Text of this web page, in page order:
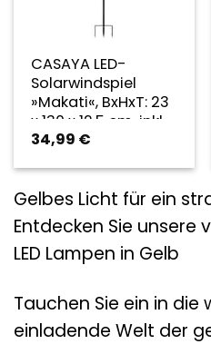
CASAYA LED-
Solarwindspiel
»Makati«, BxHxT: 23
x 130 x 12,5 cm, inkl.
Leuchtmittel – gelb
34,99 €
Gelbes Licht für ein
Entdecken Sie unsere
LED Lampen in Gelb
Tauchen Sie ein in die
einladende Welt der